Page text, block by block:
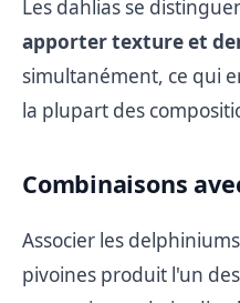
Les dahlias se
apporter texture et
simultanément, ce qui
la plupart des
Combinaisons
Associer les
pivoines produit l'un